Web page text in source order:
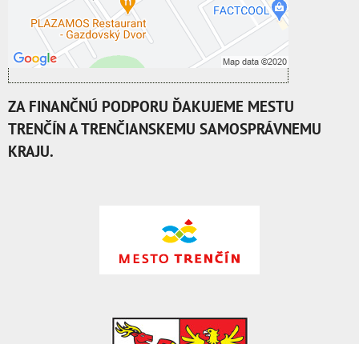
Otvoriť obsah v novom okne
ZA FINANČNÚ PODPORU ĎAKUJEME MESTU
TRENČÍN A TRENČIANSKEMU SAMOSPRÁVNEMU
KRAJU.